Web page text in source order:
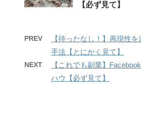
【必ず見て】
PREV
【待ったなし！】再現性
手法【とにかく見て】
NEXT
【これでも副業】
ハウ【必ず見て】